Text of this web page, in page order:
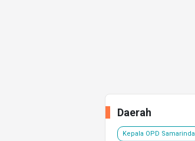
Daerah
Kepala OPD Samarinda